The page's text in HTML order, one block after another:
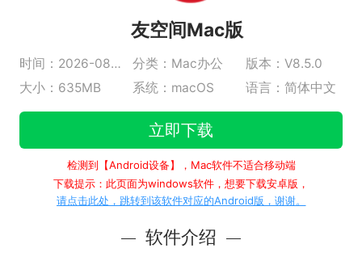
友空间Mac版
时间：2026-08-04 分类：Mac办公
版本：V8.5.0
大小：635MB
系统：macOS 语言：简体中文
立即下载
检测到【Android设备】，Mac软件不适合移动端
下载提示：此页面为windows软件，想要下载安卓版，
请点击此处，跳转到该软件对应的Android版，谢谢。
软件介绍